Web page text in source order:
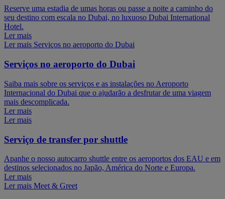
Reserve uma estadia de umas horas ou passe a noite a caminho do
seu destino com escala no Dubai, no luxuoso Dubai International
Hotel.
Ler mais
Ler mais Serviços no aeroporto do Dubai
Serviços no aeroporto do Dubai
Saiba mais sobre os serviços e as instalações no Aeroporto
Internacional do Dubai que o ajudarão a desfrutar de uma viagem
mais descomplicada.
Ler mais
Ler mais
Serviço de transfer por shuttle
Apanhe o nosso autocarro shuttle entre os aeroportos dos EAU e em
destinos selecionados no Japão, América do Norte e Europa.
Ler mais
Ler mais Meet & Greet